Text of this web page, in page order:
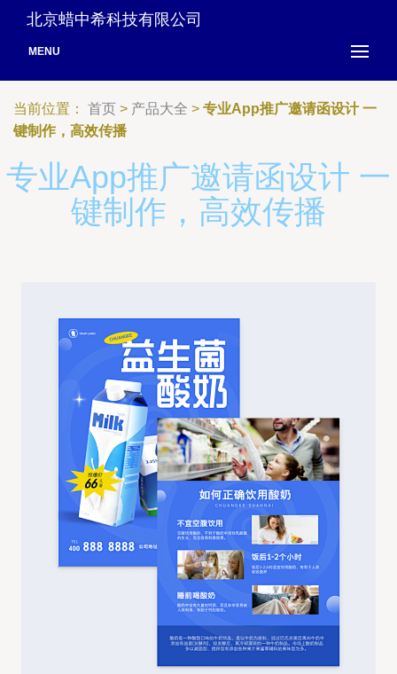
北京蜡中希科技有限公司
MENU
当前位置： 首页 > 产品大全 > 专业App推广邀请函设计 一
键制作，高效传播
专业App推广邀请函设计 一
键制作，高效传播